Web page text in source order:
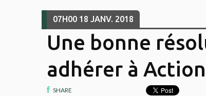
07H00 18 JANV. 2018
Une bonne
adhérer à
SHARE